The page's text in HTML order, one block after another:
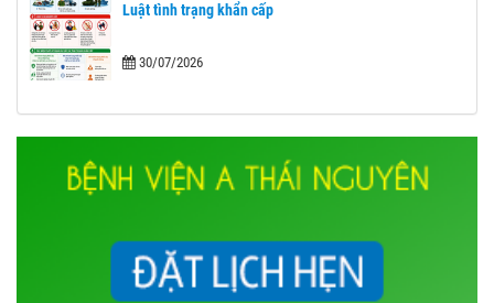
Luật tình trạng khẩn cấp
30/07/2026